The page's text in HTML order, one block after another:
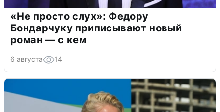
«Не просто слух»: Федору
Бондарчуку приписывают новый
роман — с кем
6 августа 14